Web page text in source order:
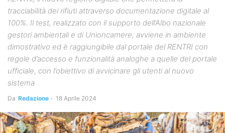
tracciabilità dei rifiuti attraverso documentazione digitale al
100%. Il test, realizzato con il supporto dell’Albo nazionale
gestori ambientali e di Unioncamere, avviene in ambiente
dimostrativo ed è raggiungibile dal portale del RENTRI con
regole d’accesso e funzionalità analoghe a quelle del portale
ufficiale, con l’obiettivo di avvicinare gli utenti al nuovo
sistema
Da Redazione - 18 Aprile 2024